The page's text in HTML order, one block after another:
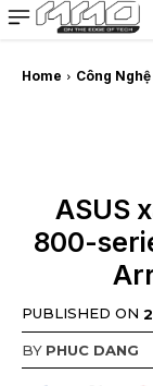
MMOSITE
Bài viết nổi
Home Công Nghệ
ASUS
800-
PUBLISHED ON
BY PHUC DANG